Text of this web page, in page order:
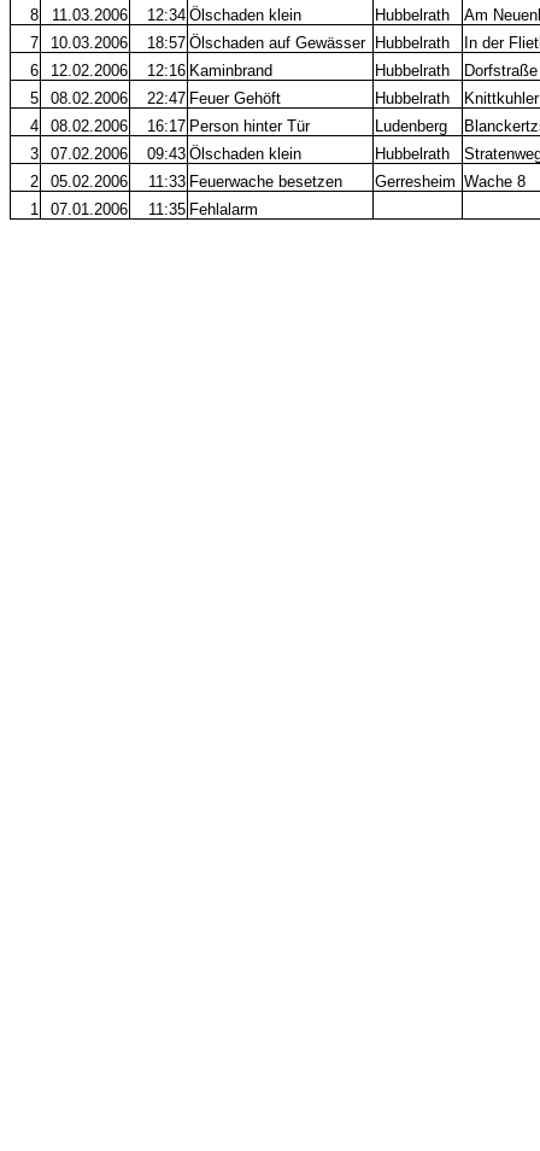
8
11.03.2006 12:34 Ölschaden klein Hubbelrath
Am
7
10.03.2006 18:57 Ölschaden auf Gewässer Hubbelrath
In der
6
12.02.2006 12:16 Kaminbrand Hubbelrath
5
08.02.2006 22:47 Feuer Gehöft Hubbelrath
4
08.02.2006 16:17 Person hinter Tür Ludenberg
3
07.02.2006 09:43 Ölschaden klein Hubbelrath
2
05.02.2006 11:33 Feuerwache besetzen Gerresheim Wache 8
1
07.01.2006 11:35 Fehlalarm